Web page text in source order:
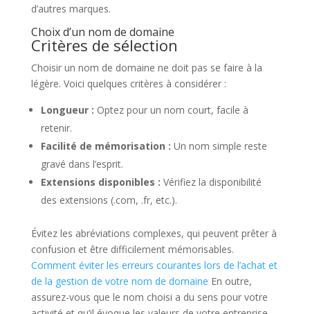
d’autres marques.
Choix d’un nom de domaine
Critères de sélection
Choisir un nom de domaine ne doit pas se faire à la
légère. Voici quelques critères à considérer :
Longueur : Optez pour un nom court, facile à
retenir.
Facilité de mémorisation : Un nom simple reste
gravé dans l’esprit.
Extensions disponibles : Vérifiez la disponibilité
des extensions (.com, .fr, etc.).
Évitez les abréviations complexes, qui peuvent prêter à
confusion et être difficilement mémorisables.
Comment éviter les erreurs courantes lors de l’achat et
de la gestion de votre nom de domaine En outre,
assurez-vous que le nom choisi a du sens pour votre